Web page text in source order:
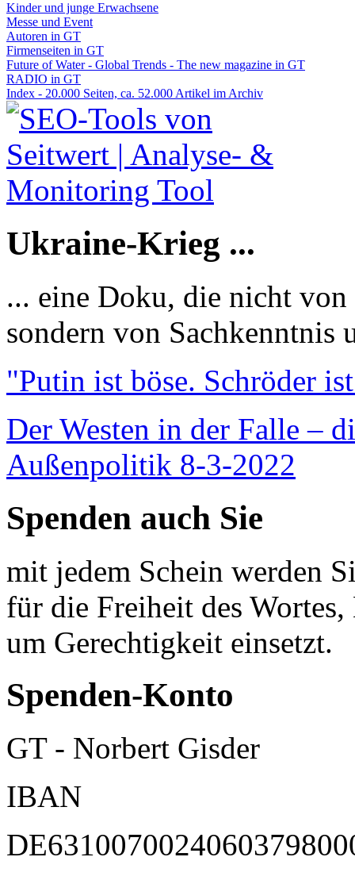
Kinder und junge Erwachsene
Messe und Event
Autoren in GT
Firmenseiten in GT
Future of Water - Global Trends - The new magazine in GT
RADIO in GT
Index - 20.000 Seiten, ca. 52.000 Artikel im Archiv
Ukraine-Krieg ...
... eine Doku, die nicht
sondern von Sachkenntnis
"Putin ist böse. Schröder
Der Westen in der Falle –
Außenpolitik 8-3-2022
Spenden auch Sie
mit jedem Schein werden
für die Freiheit des
um Gerechtigkeit einsetzt.
Spenden-Konto
GT - Norbert Gisder
IBAN